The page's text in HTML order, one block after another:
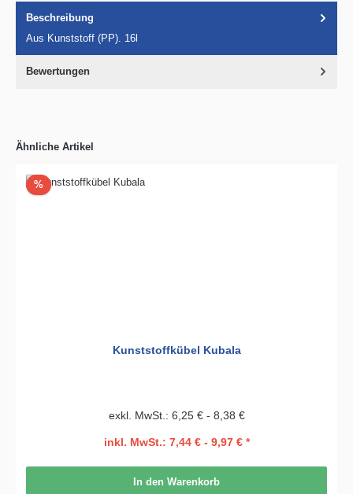
Beschreibung
Aus Kunststoff (PP). 16l
Bewertungen
Ähnliche Artikel
%Rabatt
Kunststoffkübel Kubala
exkl. MwSt.: 6,25 € - 8,38 €
inkl. MwSt.: 7,44 € - 9,97 € *
In den Warenkorb